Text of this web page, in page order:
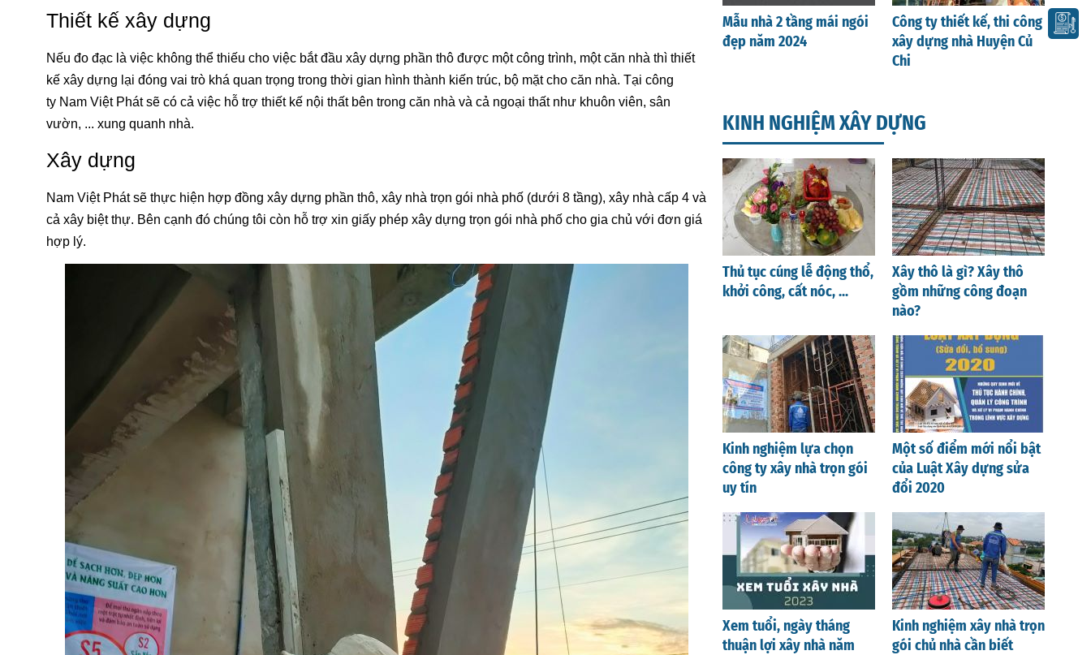
Thiết kế xây dựng
Nếu đo đạc là việc không thể thiếu cho việc bắt đầu xây dựng phần thô được một công trình, một căn nhà thì thiết
kế xây dựng lại đóng vai trò khá quan trọng trong thời gian hình thành kiến trúc, bộ mặt cho căn nhà. Tại công
ty Nam Việt Phát sẽ có cả việc hỗ trợ thiết kế nội thất bên trong căn nhà và cả ngoại thất như khuôn viên, sân
vườn, ... xung quanh nhà.
Xây dựng
Nam Việt Phát sẽ thực hiện hợp đồng xây dựng phần thô, xây nhà trọn gói nhà phố (dưới 8 tầng), xây nhà cấp 4 và
cả xây biệt thự. Bên cạnh đó chúng tôi còn hỗ trợ xin giấy phép xây dựng trọn gói nhà phố cho gia chủ với đơn giá
hợp lý.
Mẫu nhà 2 tầng mái ngói
đẹp năm 2024
Công ty thiết kế, thi công
xây dựng nhà Huyện Củ
Chi
KINH NGHIỆM XÂY DỰNG
Thủ tục cúng lễ động thổ,
khởi công, cất nóc, ...
Xây thô là gì? Xây thô
gồm những công đoạn
nào?
Kinh nghiệm lựa chọn
công ty xây nhà trọn gói
uy tín
Một số điểm mới nổi bật
của Luật Xây dựng sửa
đổi 2020
Xem tuổi, ngày tháng
thuận lợi xây nhà năm
Kinh nghiệm xây nhà trọn
gói chủ nhà cần biết